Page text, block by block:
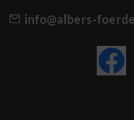
info@albers-